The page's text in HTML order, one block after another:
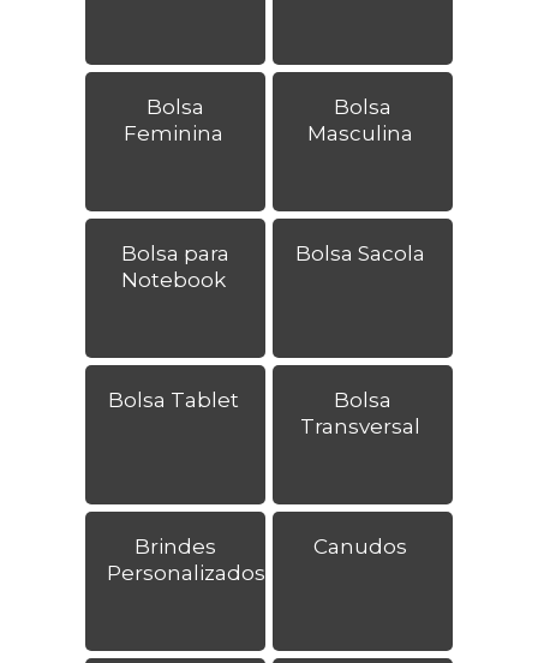
Bolsa
Feminina
Bolsa
Masculina
Bolsa para
Notebook
Bolsa Sacola
Bolsa Tablet
Bolsa
Transversal
Brindes
Personalizados
Canudos